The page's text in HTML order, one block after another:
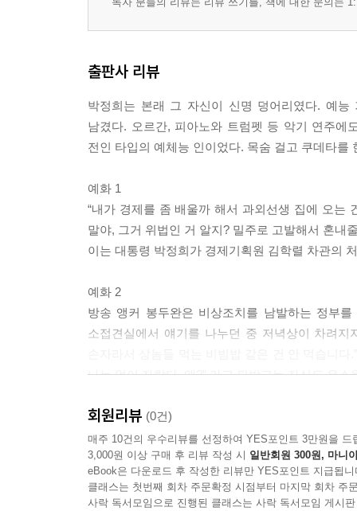
출판사 리뷰
박정희는 본래 그 자신이 신명 덩어리였다. 예
남겼다. 오르간, 피아노와 트럼펫 등 악기 연주
전인 타입의 예체능 인이었다. 목숨 걸고 쿠데타
예화 1
“내가 경제를 좀 배울까 해서 과외선생 집에 오는
말야, 그거 위법인 거 알지? 밀주로 고발해서 혼내
이는 대통령 박정희가 경제기획원 김학렬 차관의
예화 2
방송 앵커 봉두완은 비상조치를 남발하는 정부
소접견실에서 얘기를 나누던 중 저녁상이 차려
나는 없이 자랐다. 왜?” 라고 되받고는 자신도 우스
예화 3
인천에서 대간첩작전 훈련을 참관한 다음 저녁
한데 박정희의 유일한 18번으로 알려진 [황성옛
하시면 우리가 따라 부를 테니까 염려 마십시오
알아?” 하더니 벌떡 일어나 고복수의 [짝사랑]을
회원리뷰 (0건)
매주 10건의 우수리뷰를 선정하여 YES포인트 3만원을 드
3,000원 이상 구매 후 리뷰 작성 시 일반회원 300원, 마니
eBook은 다운로드 후 작성한 리뷰만 YES포인트 지급됩니
클래스는 첫번째 회차 주문확정 시점부터 마지막 회차 주
사락 독서모임으로 진행된 클래스는 사락 독서모임 게시